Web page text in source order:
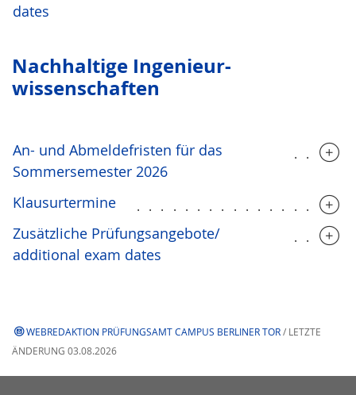
dates
Nach­hal­tige Ingenieur­
wissenschaften
An- und Abmeldefristen für das
Sommersemester 2026
Klausurtermine
Zusätzliche Prüfungsangebote/
additional exam dates
WEBREDAKTION PRÜFUNGSAMT CAMPUS BERLINER TOR/ LETZTE
ÄNDERUNG 03.08.2026